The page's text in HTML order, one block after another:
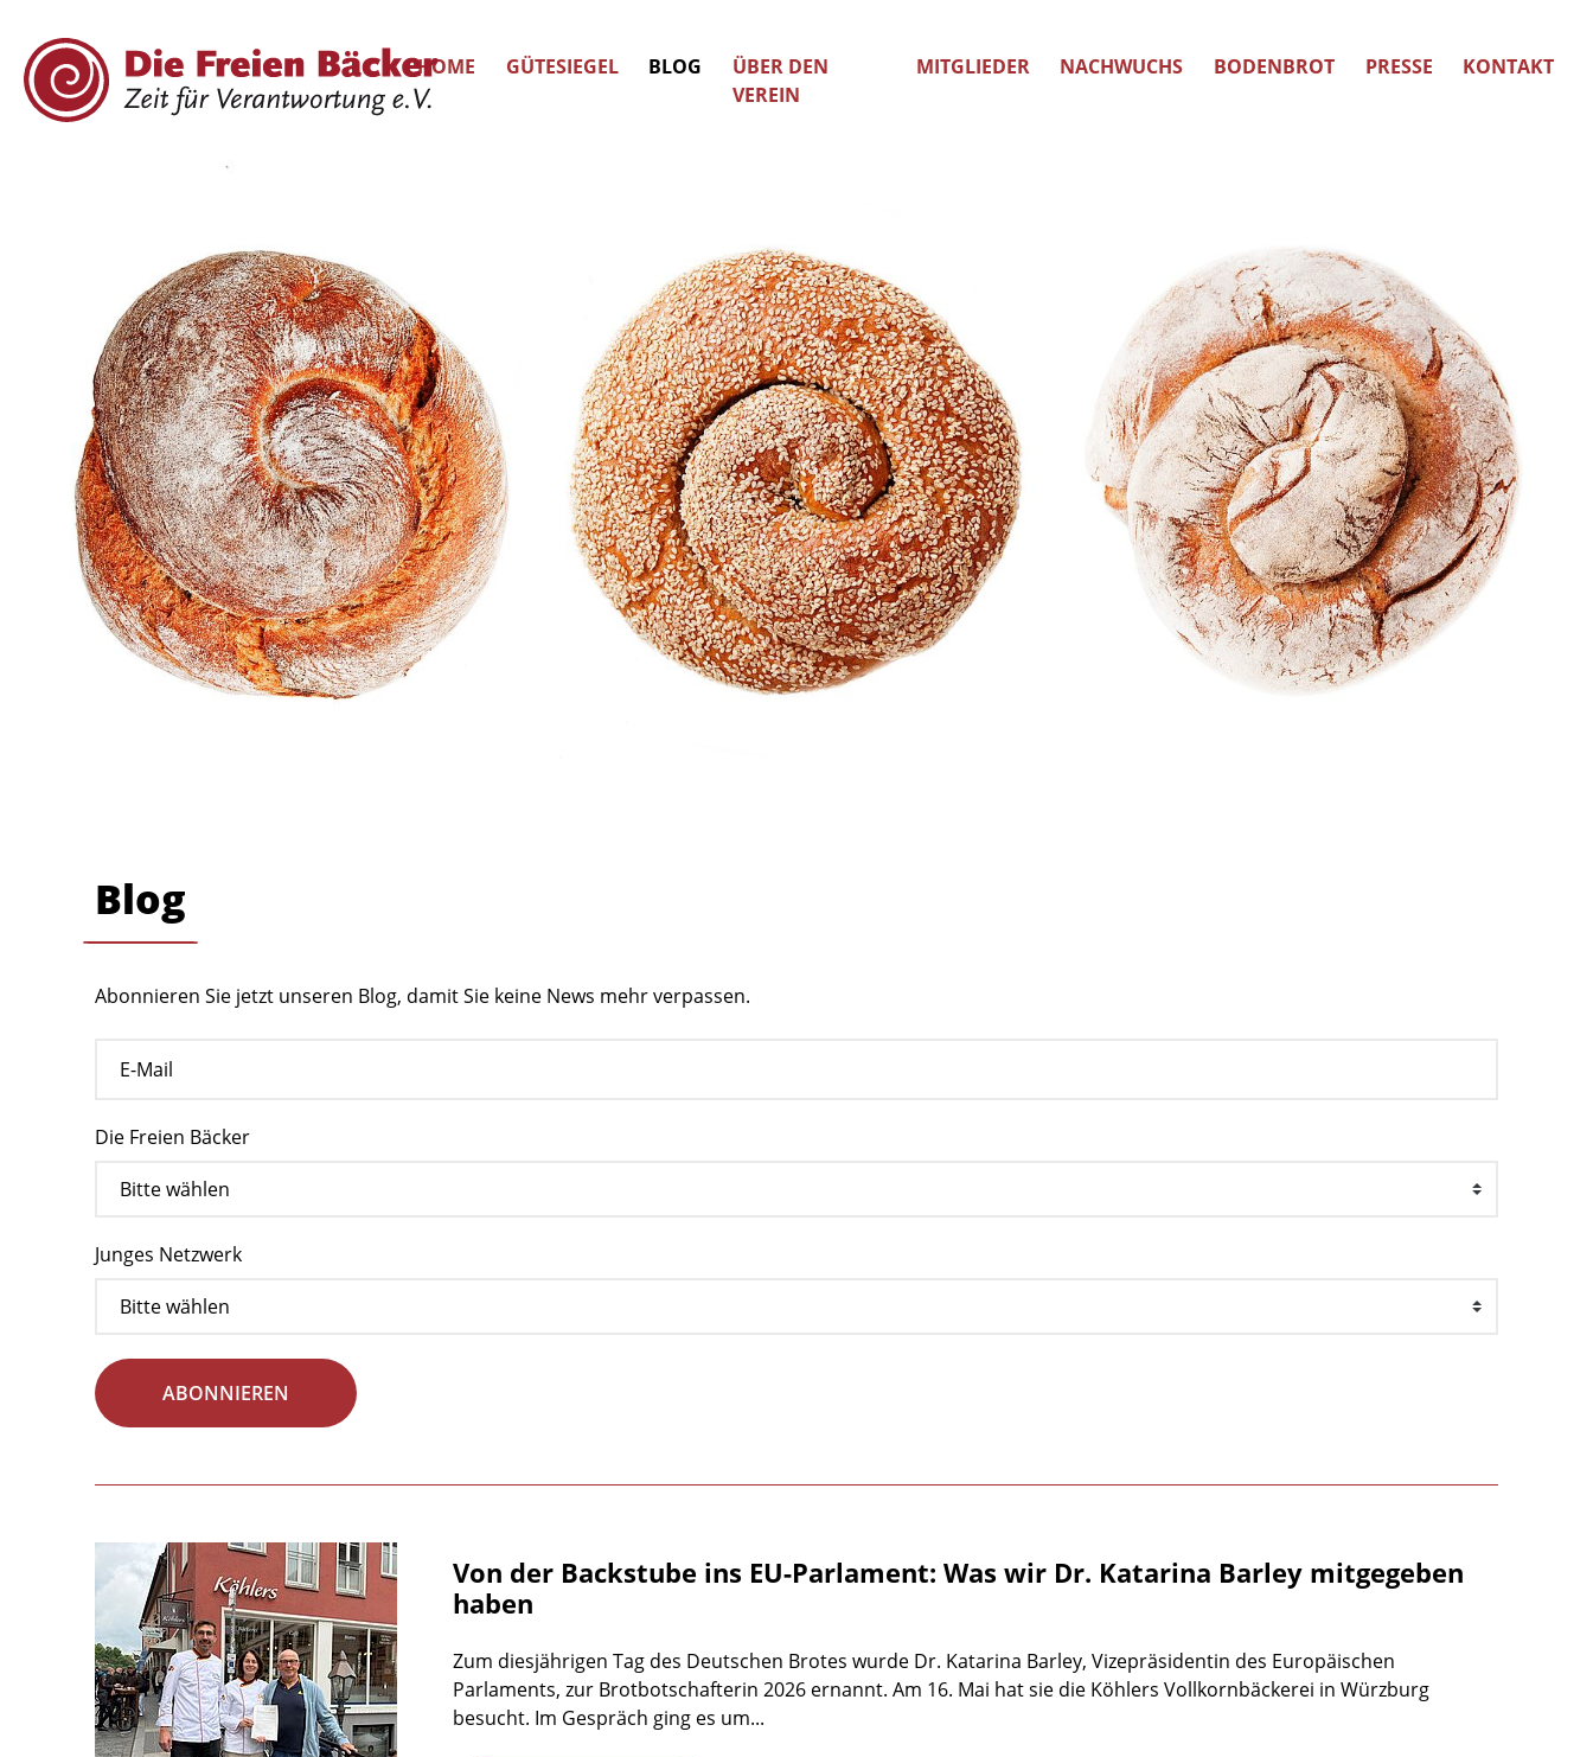
HOME GÜTESIEGEL BLOG
ÜBER DEN
VEREIN
MITGLIEDER NACHWUCHS BODENBROT PRESSE KONTAKT
Blog
Abonnieren Sie jetzt unseren Blog, damit Sie keine News mehr verpassen.
Die Freien Bäcker
Junges Netzwerk
ABONNIEREN
Von der Backstube ins EU-Parlament: Was wir Dr. Katarina Barley mitgegeben
haben
Zum diesjährigen Tag des Deutschen Brotes wurde Dr. Katarina Barley, Vizepräsidentin des Europäischen
Parlaments, zur Brotbotschafterin 2026 ernannt. Am 16. Mai hat sie die Köhlers Vollkornbäckerei in Würzburg
besucht. Im Gespräch ging es um...